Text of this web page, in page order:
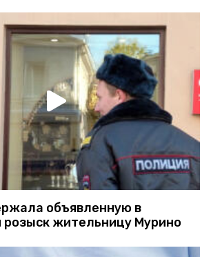
объявленную в
жительницу Мурино